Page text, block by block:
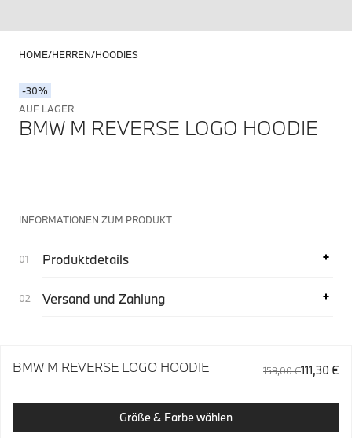
HOME HERREN HOODIES
-30%
AUF LAGER
BMW M REVERSE LOGO HOODIE
INFORMATIONEN ZUM PRODUKT
Produktdetails
Versand und Zahlung
BMW M REVERSE LOGO HOODIE 159,00 €111,30 €
Größe & Farbe wählen